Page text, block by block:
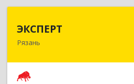
ЭКСПЕРТ
Рязань
390000, Рязанская обл,